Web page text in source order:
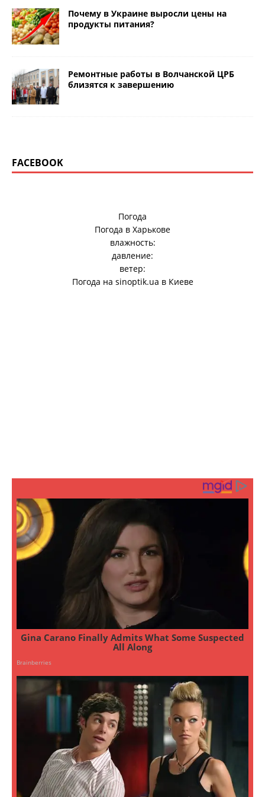
Почему в Украине выросли цены на
продукты питания?
Ремонтные работы в Волчанской ЦРБ
близятся к завершению
FACEBOOK
Погода
Погода в Харькове
влажность:
давление:
ветер:
Погода на sinoptik.ua в Киеве